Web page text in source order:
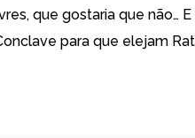
que gostaria que não…
para que elejam